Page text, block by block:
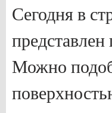
Сегодня в
Можно